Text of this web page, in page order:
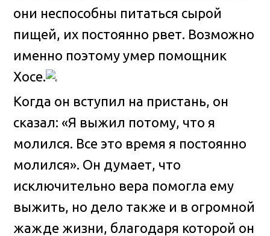
они неспособны питаться сырой
пищей, их постоянно рвет. Возможно
именно поэтому умер помощник
Хосе.
Когда он вступил на пристань, он
сказал: «Я выжил потому, что я
молился. Все это время я постоянно
молился». Он думает, что
исключительно вера помогла ему
выжить, но дело также и в огромной
жажде жизни, благодаря которой он